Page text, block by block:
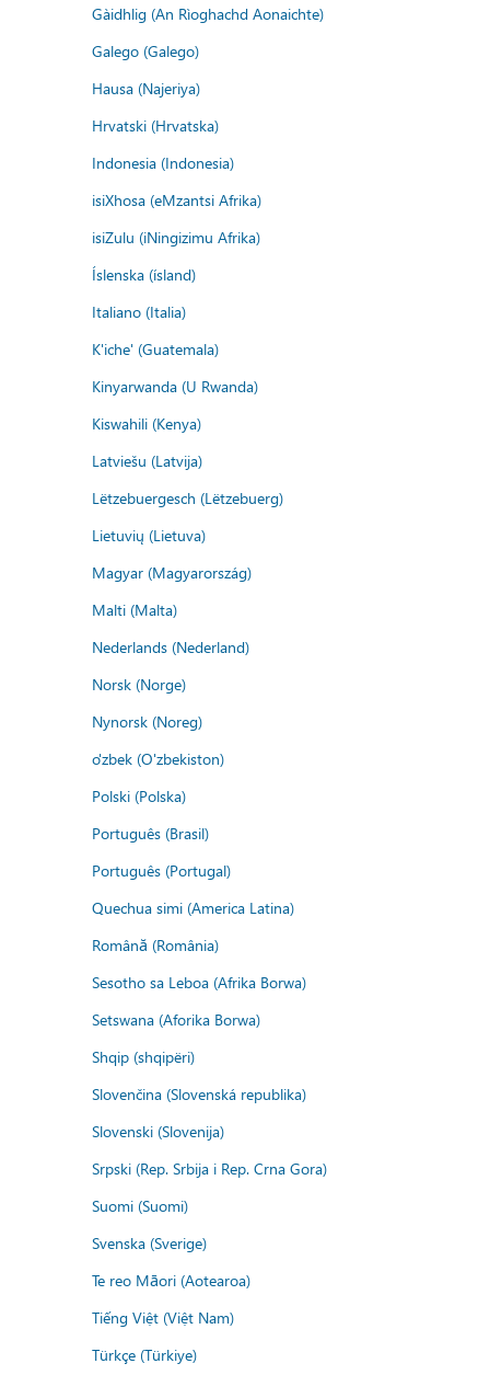
Gàidhlig (An Rìoghachd Aonaichte)
Galego (Galego)
Hausa (Najeriya)
Hrvatski (Hrvatska)
Indonesia (Indonesia)
isiXhosa (eMzantsi Afrika)
isiZulu (iNingizimu Afrika)
Íslenska (ísland)
Italiano (Italia)
K'iche' (Guatemala)
Kinyarwanda (U Rwanda)
Kiswahili (Kenya)
Latviešu (Latvija)
Lëtzebuergesch (Lëtzebuerg)
Lietuvių (Lietuva)
Magyar (Magyarország)
Malti (Malta)
Nederlands (Nederland)
Norsk (Norge)
Nynorsk (Noreg)
o'zbek (O'zbekiston)
Polski (Polska)
Português (Brasil)
Português (Portugal)
Quechua simi (America Latina)
Română (România)
Sesotho sa Leboa (Afrika Borwa)
Setswana (Aforika Borwa)
Shqip (shqipëri)
Slovenčina (Slovenská republika)
Slovenski (Slovenija)
Srpski (Rep. Srbija i Rep. Crna Gora)
Suomi (Suomi)
Svenska (Sverige)
Te reo Māori (Aotearoa)
Tiếng Việt (Việt Nam)
Türkçe (Türkiye)